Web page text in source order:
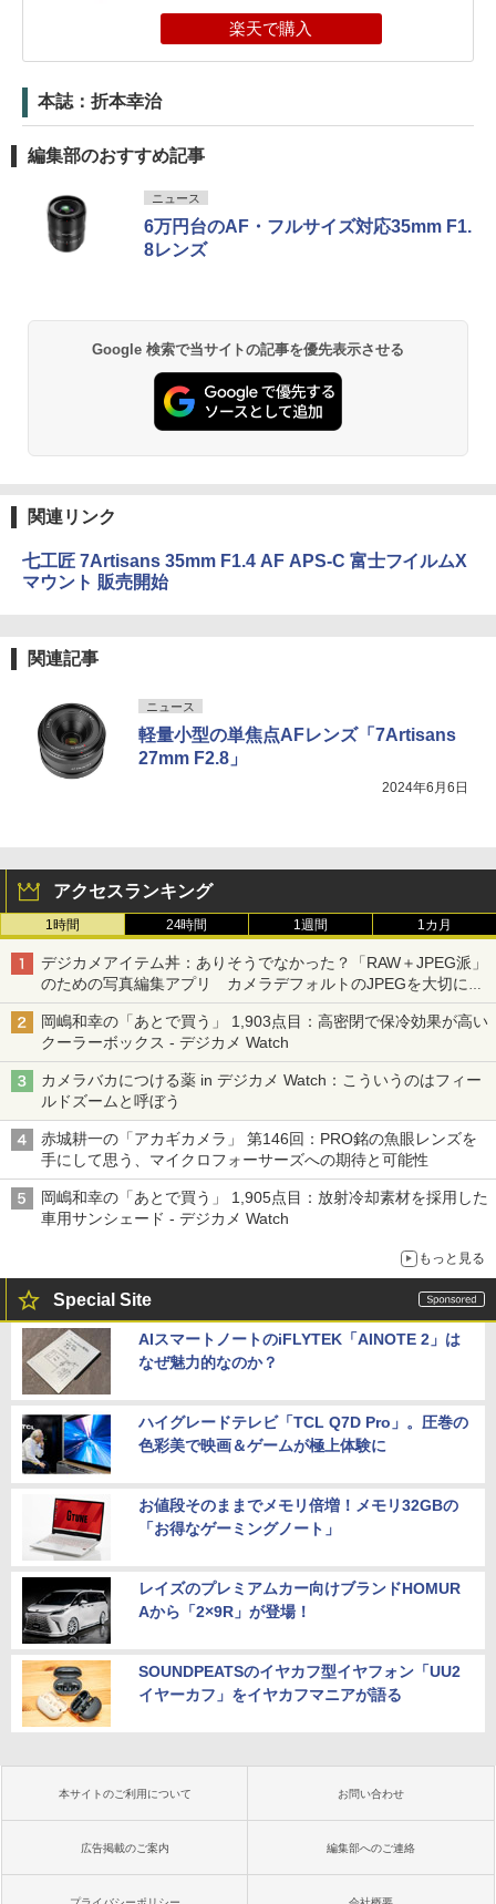
本誌：折本幸治
編集部のおすすめ記事
ニュース
6万円台のAF・フルサイズ対応35mm F1.
8レンズ
Google 検索で当サイトの記事を優先表示させる
関連リンク
七工匠 7Artisans 35mm F1.4 AF APS-C 富士フイルムX
マウント 販売開始
関連記事
ニュース
軽量小型の単焦点AFレンズ「7Artisans
27mm F2.8」
2024年6月6日
アクセスランキング
1時間 24時間 1週間 1カ月
デジカメアイテム丼：ありそうでなかった？「RAW＋JPEG派」
のための写真編集アプリ カメラデフォルトのJPEGを大切にす
る「Filmator」
岡嶋和幸の「あとで買う」 1,903点目：高密閉で保冷効果が高い
クーラーボックス - デジカメ Watch
カメラバカにつける薬 in デジカメ Watch：こういうのはフィー
ルドズームと呼ぼう
赤城耕一の「アカギカメラ」 第146回：PRO銘の魚眼レンズを
手にして思う、マイクロフォーサーズへの期待と可能性
岡嶋和幸の「あとで買う」 1,905点目：放射冷却素材を採用した
車用サンシェード - デジカメ Watch
もっと見る
Special Site
AIスマートノートのiFLYTEK「AINOTE 2」は
なぜ魅力的なのか？
ハイグレードテレビ「TCL Q7D Pro」。圧巻の
色彩美で映画＆ゲームが極上体験に
お値段そのままでメモリ倍増！メモリ32GBの
「お得なゲーミングノート」
レイズのプレミアムカー向けブランドHOMUR
Aから「2×9R」が登場！
SOUNDPEATSのイヤカフ型イヤフォン「UU2
イヤーカフ」をイヤカフマニアが語る
本サイトのご利用について お問い合わせ
広告掲載のご案内 編集部へのご連絡